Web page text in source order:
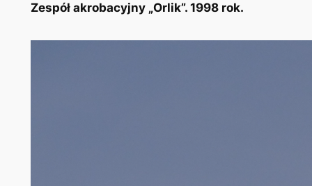
Zespół akrobacyjny „Orlik”. 1998 rok.